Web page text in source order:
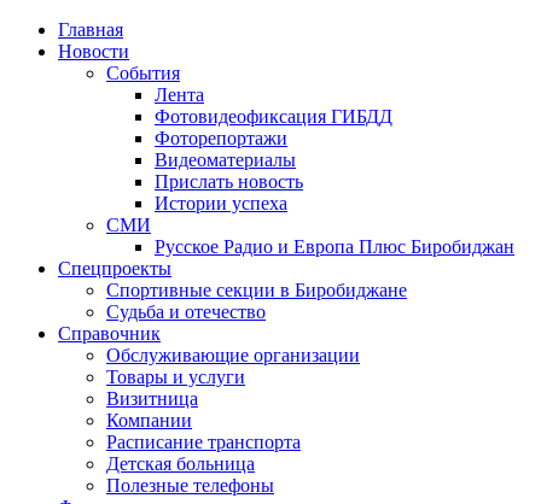
Главная
Новости
События
Лента
Фотовидеофиксация ГИБДД
Фоторепортажи
Видеоматериалы
Прислать новость
Истории успеха
СМИ
Русское Радио и Европа Плюс Биробиджан
Спецпроекты
Спортивные секции в Биробиджане
Судьба и отечество
Справочник
Обслуживающие организации
Товары и услуги
Визитница
Компании
Расписание транспорта
Детская больница
Полезные телефоны